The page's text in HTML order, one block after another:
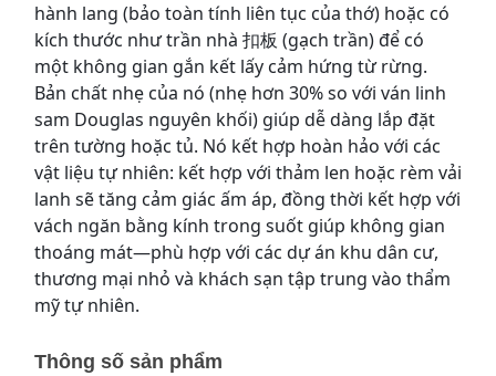
hành lang (bảo toàn tính liên tục của thớ) hoặc có
kích thước như trần nhà 扣板 (gạch trần) để có
một không gian gắn kết lấy cảm hứng từ rừng.
Bản chất nhẹ của nó (nhẹ hơn 30% so với ván linh
sam Douglas nguyên khối) giúp dễ dàng lắp đặt
trên tường hoặc tủ. Nó kết hợp hoàn hảo với các
vật liệu tự nhiên: kết hợp với thảm len hoặc rèm vải
lanh sẽ tăng cảm giác ấm áp, đồng thời kết hợp với
vách ngăn bằng kính trong suốt giúp không gian
thoáng mát—phù hợp với các dự án khu dân cư,
thương mại nhỏ và khách sạn tập trung vào thẩm
mỹ tự nhiên.
Thông số sản phẩm